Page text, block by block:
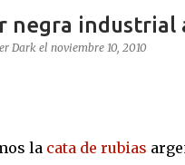
negra industrial
Dark el noviembre 10, 2010
la cata de rubias